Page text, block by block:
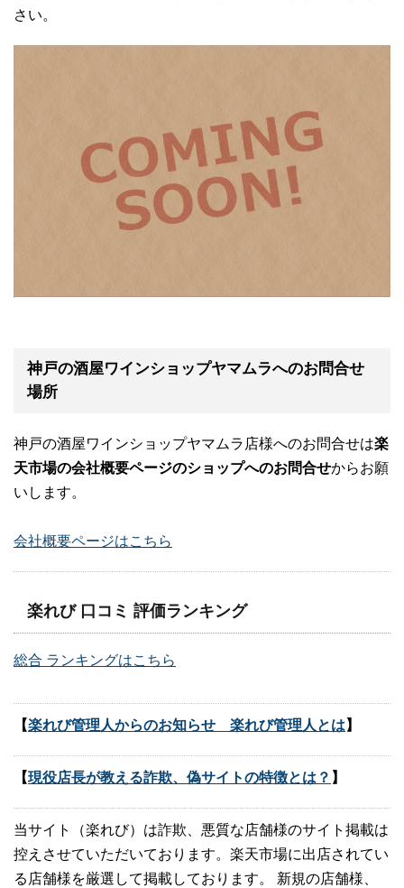
さい。
神戸の酒屋ワインショップヤマムラへのお問合せ
場所
神戸の酒屋ワインショップヤマムラ店様へのお問合せは楽
天市場の会社概要ページのショップへのお問合せからお願
いします。
会社概要ページはこちら
楽れび 口コミ 評価ランキング
総合 ランキングはこちら
【楽れび管理人からのお知らせ 楽れび管理人とは 】
【現役店長が教える詐欺、偽サイトの特徴とは？ 】
当サイト（楽れび）は詐欺、悪質な店舗様のサイト掲載は
控えさせていただいております。楽天市場に出店されてい
る店舗様を厳選して掲載しております。 新規の店舗様、